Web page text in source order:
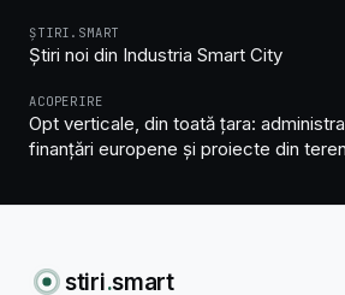
ȘTIRI.SMART
Știri noi din Industria Smart City
ACOPERIRE
Opt verticale, din toată țara:
finanțări europene și proiecte din
stiri.smart